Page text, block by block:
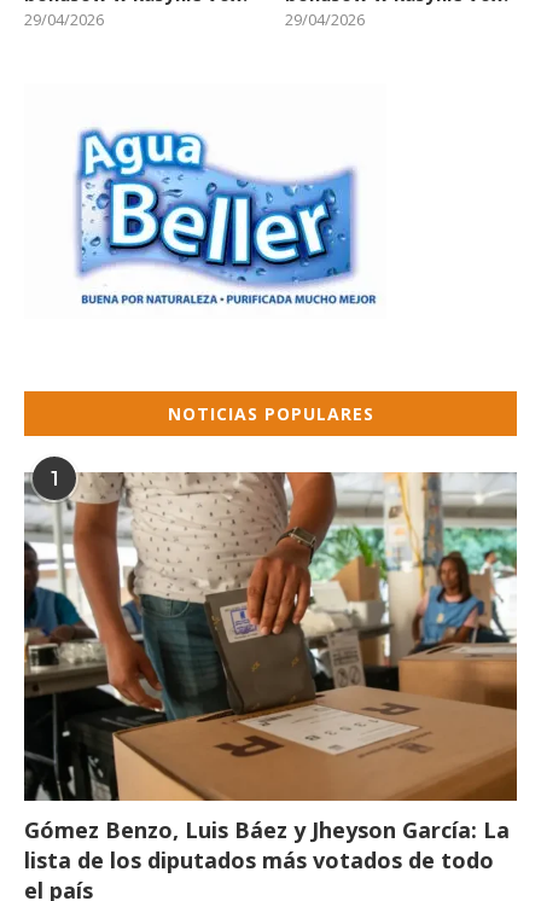
29/04/2026 29/04/2026
NOTICIAS POPULARES
1
Gómez Benzo, Luis Báez y Jheyson García: La
lista de los diputados más votados de todo
el país